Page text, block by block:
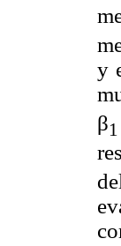
y
β1